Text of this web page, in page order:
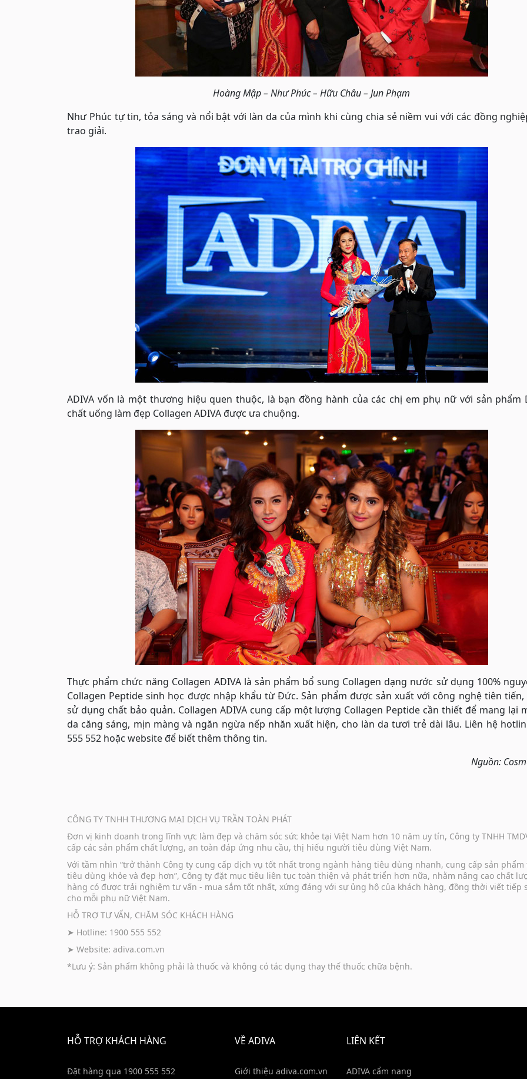
Hoàng Mập – Như Phúc – Hữu Châu – Jun Phạm
Như Phúc tự tin, tỏa sáng và nổi bật với làn da của mình khi cùng chia sẻ niềm vui với các đồng
trao giải.
ADIVA vốn là một thương hiệu quen thuộc, là bạn đồng hành của các chị em phụ nữ với sản phẩm
chất uống làm đẹp Collagen ADIVA được ưa chuộng.
Thực phẩm chức năng Collagen ADIVA là sản phẩm bổ sung Collagen dạng nước sử dụng 100%
Collagen Peptide sinh học được nhập khẩu từ Đức. Sản phẩm được sản xuất với công nghệ tiên tiến,
sử dụng chất bảo quản. Collagen ADIVA cung cấp một lượng Collagen Peptide cần thiết để mang lại
da căng sáng, mịn màng và ngăn ngừa nếp nhăn xuất hiện, cho làn da tươi trẻ dài lâu. Liên hệ
555 552 hoặc website để biết thêm thông tin.
Nguồn:
CÔNG TY TNHH THƯƠNG MẠI DỊCH VỤ TRẦN TOÀN PHÁT
Đơn vị kinh doanh trong lĩnh vực làm đẹp và chăm sóc sức khỏe tại Việt Nam hơn 10 năm uy tín, Công ty TNHH
cấp các sản phẩm chất lượng, an toàn đáp ứng nhu cầu, thị hiếu người tiêu dùng Việt Nam.
Với tầm nhìn “trở thành Công ty cung cấp dịch vụ tốt nhất trong ngành hàng tiêu dùng nhanh, cung cấp sản
tiêu dùng khỏe và đẹp hơn”, Công ty đặt mục tiêu liên tục toàn thiện và phát triển hơn nữa, nhằm nâng cao chất
hàng có được trải nghiệm tư vấn - mua sắm tốt nhất, xứng đáng với sự ủng hộ của khách hàng, đồng thời viết
cho mỗi phụ nữ Việt Nam.
HỖ TRỢ TƯ VẤN, CHĂM SÓC KHÁCH HÀNG
➤ Hotline: 1900 555 552
➤ Website: adiva.com.vn
*Lưu ý: Sản phẩm không phải là thuốc và không có tác dụng thay thế thuốc chữa bệnh.
HỖ TRỢ KHÁCH HÀNG
Đặt hàng qua 1900 555 552
VỀ ADIVA
Giới thiệu adiva.com.vn
LIÊN KẾT
ADIVA cẩm nang